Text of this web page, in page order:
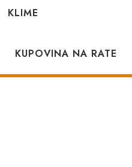
KLIME
KUPOVINA NA RATE